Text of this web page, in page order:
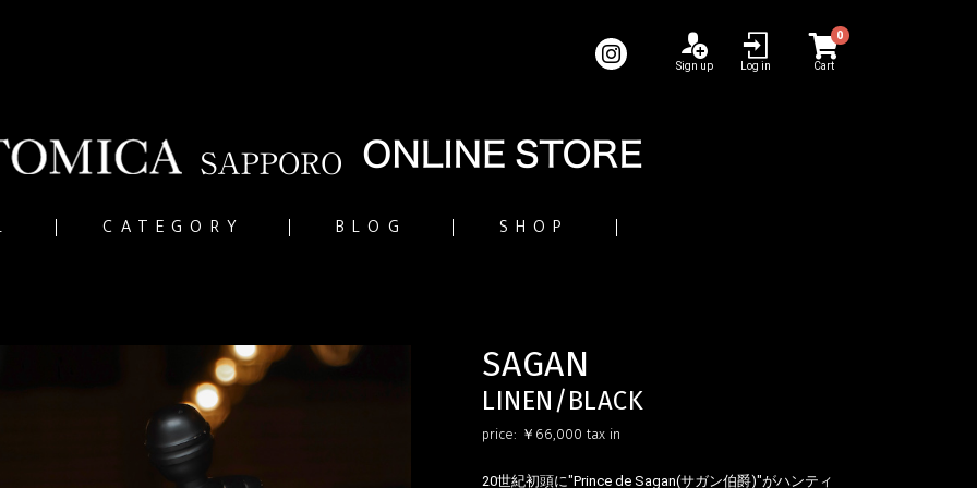
Sign up Log in
0
Cart
CATEGORY BLOG SHOP
SAGAN
LINEN/BLACK
price: ￥66,000 tax in
20世紀初頭に"Prince de Sagan(サガン伯爵)"がハンティ